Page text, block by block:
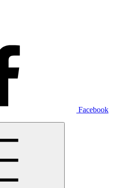
Facebook